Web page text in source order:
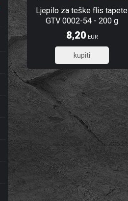
Ljepilo za teške flis tapete
GTV 0002-54 - 200 g
8,20 EUR
6,56